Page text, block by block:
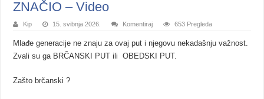
ZNAČIO – Video
Kip 15. svibnja 2026. Komentiraj 653 Pregleda
Mlađe generacije ne znaju za ovaj put i njegovu nekadašnju važnost.
Zvali su ga BRČANSKI PUT ili OBEDSKI PUT.
Zašto brčanski ?